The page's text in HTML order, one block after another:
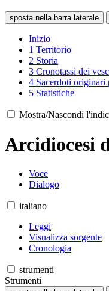
sposta nella barra laterale
Inizio
1 Territorio
2 Storia
3 Cronotassi dei
4 Sacerdoti originari
5 Statistiche
Mostra/Nascondi
Arcidiocesi
Voce
Dialogo
italiano
Leggi
Visualizza sorgente
Cronologia
strumenti
Strumenti